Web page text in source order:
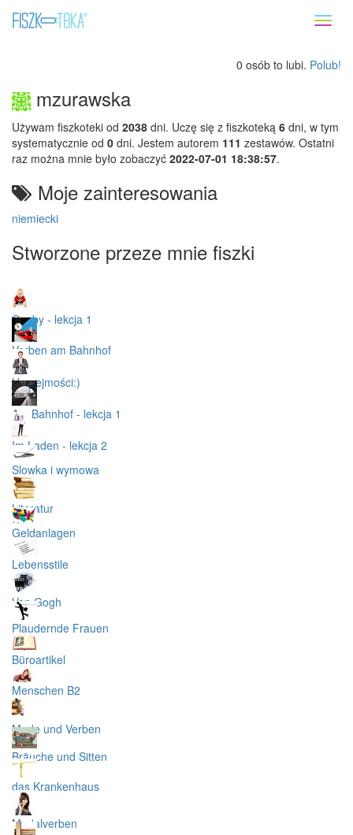
0 osób to lubi. Polub!
mzurawska
Używam fiszkoteki od 2038 dni. Uczę się z fiszkoteką 6 dni, w tym
systematycznie od 0 dni. Jestem autorem 111 zestawów. Ostatni
raz można mnie było zobaczyć 2022-07-01 18:38:57.
Moje zainteresowania
niemiecki
Stworzone przeze mnie fiszki
Osoby - lekcja 1
Verben am Bahnhof
Uprzejmości:)
Am Bahnhof - lekcja 1
Im Laden - lekcja 2
Slowka i wymowa
Literatur
Geldanlagen
Lebensstile
Van Gogh
Plaudernde Frauen
Büroartikel
Menschen B2
Mode und Verben
Bräuche und Sitten
das Krankenhaus
Modalverben